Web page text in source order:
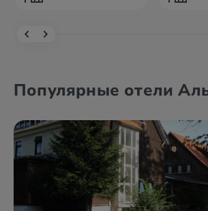
Популярные отели